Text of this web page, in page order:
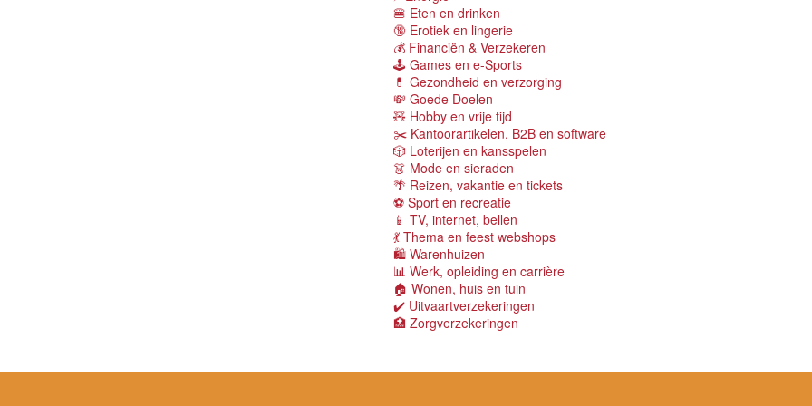
🍔 Eten en drinken
🔞 Erotiek en lingerie
💰 Financiën & Verzekeren
🕹 Games en e-Sports
💊 Gezondheid en verzorging
💸 Goede Doelen
🧸 Hobby en vrije tijd
✂️ Kantoorartikelen, B2B en software
🎲 Loterijen en kansspelen
👗 Mode en sieraden
🌴 Reizen, vakantie en tickets
⚽️ Sport en recreatie
📱 TV, internet, bellen
💃 Thema en feest webshops
🛍 Warenhuizen
📊 Werk, opleiding en carrière
🏠 Wonen, huis en tuin
✔️ Uitvaartverzekeringen
🏥 Zorgverzekeringen